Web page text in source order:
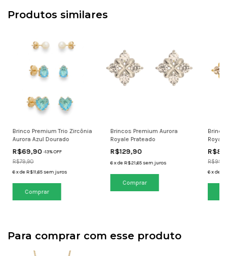
Produtos similares
Brinco Premium Trio Zircônia
Aurora Azul Dourado
R$69,90-13% OFF
R$79,90
6xdeR$11,65sem juros
Brincos Premium Aurora
Royale Prateado
R$129,90
6xdeR$21,65 sem juros
Royale
6xde
Para comprar com esse produto